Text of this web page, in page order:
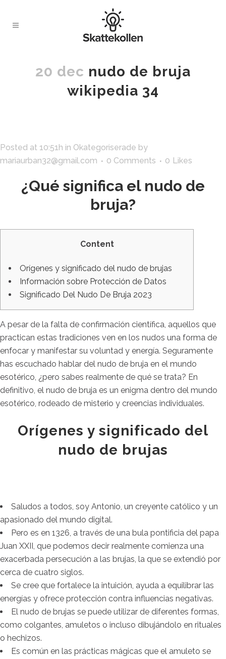
20 dec nudo de bruja
wikipedia 34
Posted at 10:51h in Okategoriserade by
mariaurban32@gmail.com
0 Comments 0 Likes
¿Qué significa el nudo de
bruja?
Content
Orígenes y significado del nudo de brujas
Información sobre Protección de Datos
Significado Del Nudo De Bruja 2023
A pesar de la falta de confirmación científica, aquellos que
practican estas tradiciones ven en los nudos una forma de
enfocar y manifestar su voluntad y energía. Seguramente
has escuchado hablar del nudo de bruja en el mundo
esotérico, ¿pero sabes realmente de qué se trata? En
definitivo, el nudo de bruja es un enigma dentro del mundo
esotérico, rodeado de misterio y creencias individuales.
Orígenes y significado del
nudo de brujas
Saludos a todos, soy Antonio, un creyente católico y un
apasionado del mundo digital.
Pero es en 1326, a través de una bula pontificia del papa
Juan XXII, que podemos decir realmente comienza una
exacerbada persecución a las brujas, la que se extendió por
cerca de cuatro siglos.
Se cree que fortalece la intuición, ayuda a equilibrar las
energías y ofrece protección contra influencias negativas.
El nudo de brujas se puede utilizar de diferentes formas,
como colgantes, amuletos o incluso dibujándolo en rituales
o hechizos.
Es común en las prácticas mágicas que el amuleto se